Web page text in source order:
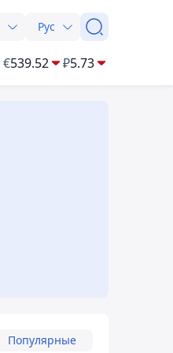
Рус
€539.52 ₽5.73
Популярные